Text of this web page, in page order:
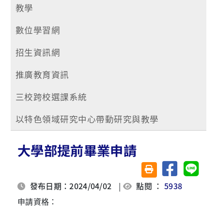
教學
數位學習網
招生資訊網
推廣教育資訊
三校跨校選課系統
以特色領域研究中心帶動研究與教學
大學部提前畢業申請
友善列印(另開視窗)
分享至臉書分享
發布日期：2024/04/02 | 點閱 ：5938
申請資格：